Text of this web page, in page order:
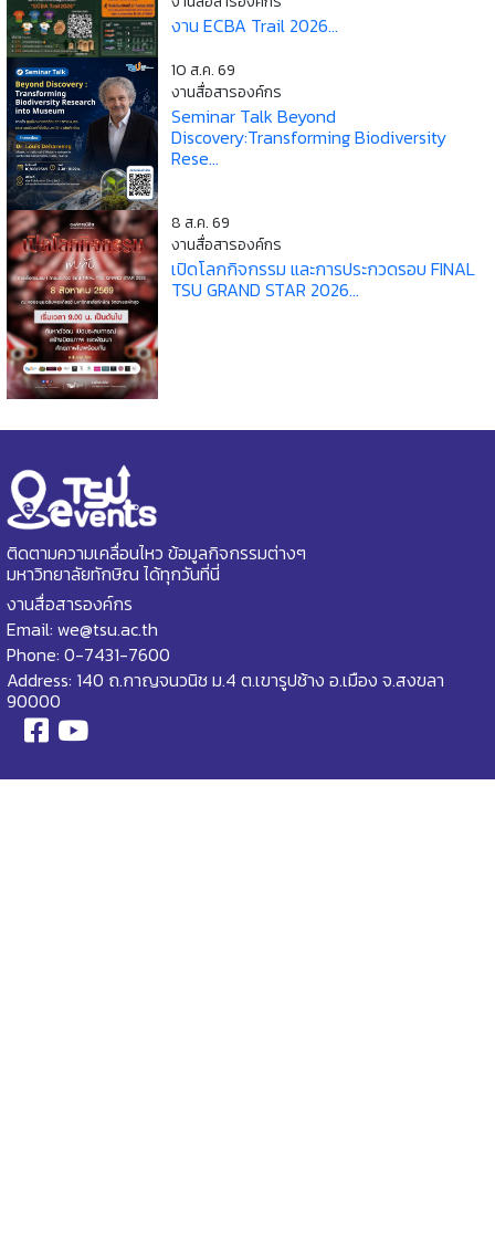
งาน ECBA Trail 2026...
10 ส.ค. 69
งานสื่อสารองค์กร
Seminar Talk Beyond
Discovery:Transforming Biodiversity
Rese...
8 ส.ค. 69
งานสื่อสารองค์กร
เปิดโลกกิจกรรม และการประกวดรอบ FINAL
TSU GRAND STAR 2026...
ติดตามความเคลื่อนไหว ข้อมูลกิจกรรมต่างๆ
มหาวิทยาลัยทักษิณ ได้ทุกวันที่นี่
งานสื่อสารองค์กร
Email: we@tsu.ac.th
Phone: 0-7431-7600
Address: 140 ถ.กาญจนวนิช ม.4 ต.เขารูปช้าง อ.เมือง จ.สงขลา
90000